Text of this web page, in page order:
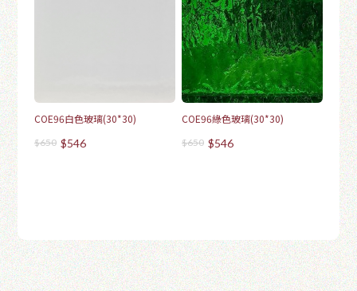
COE96白色玻璃(30*30)
$650 $546
COE96綠色玻璃(30*30)
$650 $546